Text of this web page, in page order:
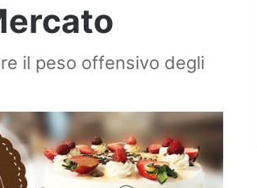
il peso offensivo degli